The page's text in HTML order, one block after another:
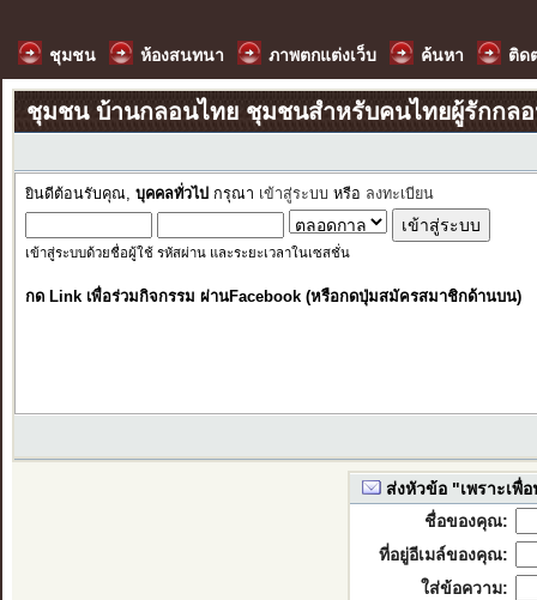
ชุมชน ห้องสนทนา ภาพตกแต่งเว็บ ค้นหา ติด
ชุมชน บ้านกลอนไทย ชุมชนสำหรับคนไทยผู้รักกล
ยินดีต้อนรับคุณ, บุคคลทั่วไป กรุณา เข้าสู่ระบบ หรือ ลงทะเบียน
เข้าสู่ระบบด้วยชื่อผู้ใช้ รหัสผ่าน และระยะเวลาในเซสชั่น
กด Link เพื่อร่วมกิจกรรม ผ่านFacebook (หรือกดปุ่มสมัครสมาชิกด้านบน)
ส่งหัวข้อ "เพราะเพื่อ
ชื่อของคุณ:
ที่อยู่อีเมล์ของคุณ:
ใส่ข้อความ: